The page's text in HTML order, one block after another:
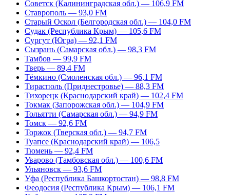
Советск (Калининградская обл.) — 106,9 FM
Ставрополь — 93,0 FM
Старый Оскол (Белгородская обл.) — 104,0 FM
Судак (Республика Крым) — 105,6 FM
Сургут (Югра) — 92,1 FM
Сызрань (Самарская обл.) — 98,3 FM
Тамбов — 99,9 FM
Тверь — 89,4 FM
Тёмкино (Смоленская обл.) — 96,1 FM
Тирасполь (Приднестровье) — 88,3 FM
Тихорецк (Краснодарский край) — 102,4 FM
Токмак (Запорожская обл.) — 104,9 FM
Тольятти (Самарская обл.) — 94,9 FM
Томск — 92,6 FM
Торжок (Тверская обл.) — 94,7 FM
Туапсе (Краснодарский край) — 106,5
Тюмень — 92,4 FM
Уварово (Тамбовская обл.) — 100,6 FM
Ульяновск — 93,6 FM
Уфа (Республика Башкортостан) — 98,8 FM
Феодосия (Республика Крым) — 106,1 FM